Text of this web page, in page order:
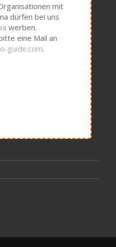
mit
dürfen bei uns
werben.
eine Mail an
guide.com.